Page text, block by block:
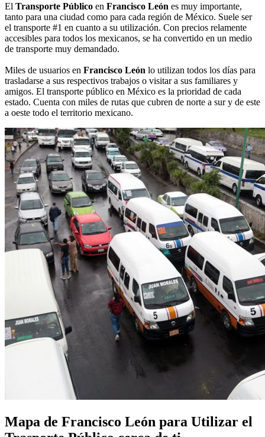
El Transporte Público en Francisco León es muy importante,
tanto para una ciudad como para cada región de México. Suele ser
el transporte #1 en cuanto a su utilización. Con precios relamente
accesibles para todos los mexicanos, se ha convertido en un medio
de transporte muy demandado.
Miles de usuarios en Francisco León lo utilizan todos los días para
trasladarse a sus respectivos trabajos o visitar a sus familiares y
amigos. El transporte público en México es la prioridad de cada
estado. Cuenta con miles de rutas que cubren de norte a sur y de este
a oeste todo el territorio mexicano.
Mapa de Francisco León para Utilizar el